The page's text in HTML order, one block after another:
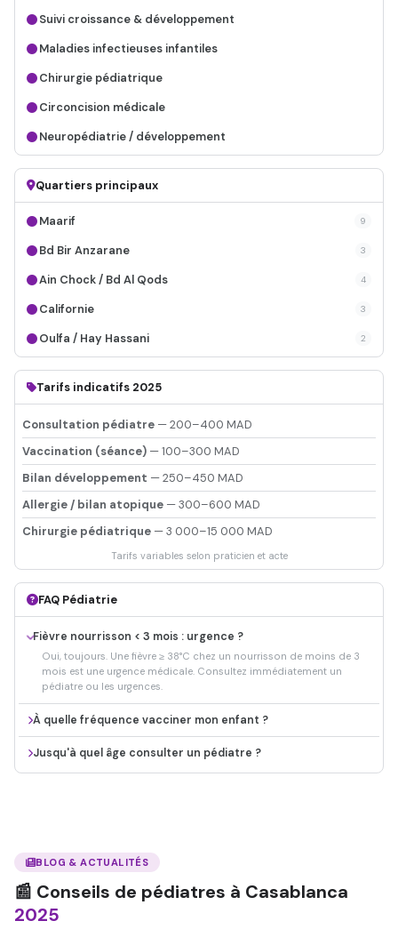
Suivi croissance & développement
Maladies infectieuses infantiles
Chirurgie pédiatrique
Circoncision médicale
Neuropédiatrie / développement
Quartiers principaux
Maarif 9
Bd Bir Anzarane 3
Ain Chock / Bd Al Qods 4
Californie 3
Oulfa / Hay Hassani 2
Tarifs indicatifs 2025
Consultation pédiatre — 200–400 MAD
Vaccination (séance) — 100–300 MAD
Bilan développement — 250–450 MAD
Allergie / bilan atopique — 300–600 MAD
Chirurgie pédiatrique — 3 000–15 000 MAD
Tarifs variables selon praticien et acte
FAQ Pédiatrie
Fièvre nourrisson < 3 mois : urgence ?
Oui, toujours. Une fièvre ≥ 38°C chez un nourrisson de moins de 3
mois est une urgence médicale. Consultez immédiatement un
pédiatre ou les urgences.
À quelle fréquence vacciner mon enfant ?
Jusqu'à quel âge consulter un pédiatre ?
BLOG & ACTUALITÉS
📰 Conseils de pédiatres à Casablanca
2025